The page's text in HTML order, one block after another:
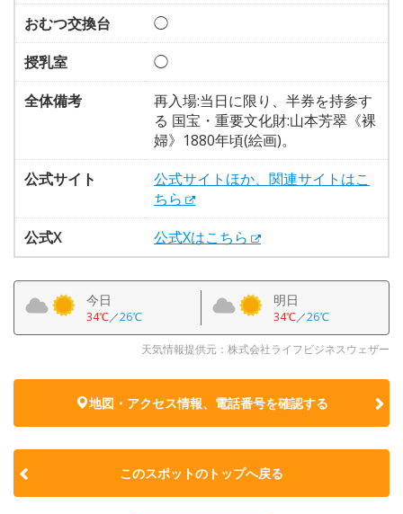
おむつ交換台
◯
授乳室
◯
全体備考
再入場:当日に限り、半券を持参す
る 国宝・重要文化財:山本芳翠《裸
婦》1880年頃(絵画)。
公式サイト
公式サイトほか、関連サイトはこ
ちら
公式X
公式Xはこちら
今日
34℃／26℃
明日
34℃／26℃
天気情報提供元：株式会社ライフビジネスウェザー
地図・アクセス情報、電話番号を確認する
このスポットのトップへ戻る